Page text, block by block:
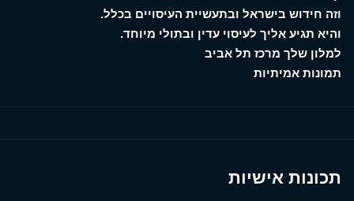
וזה חידוש בישראל ובתעשיית העיסויים בכלל.
והיא תגיע אליך לעיסוי עדין ובתולי מיוחד.
למלון שלך מרכז תל אביב
תמונות אמיתיות
תכונות אישיות